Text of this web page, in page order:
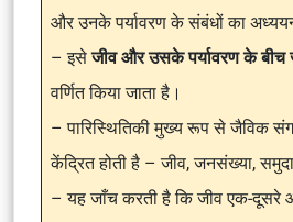
और उनके पर्यावरण के संबंधों का
– इसेजीव और उसके पर्यावरण के बीच
वर्णित किया जाता है।
– पारिस्थितिकी मुख्य रूप से जैविक
केंद्रित होती है – जीव, जनसंख्या,
– यह जाँच करती है कि जीव एक-दूसरे